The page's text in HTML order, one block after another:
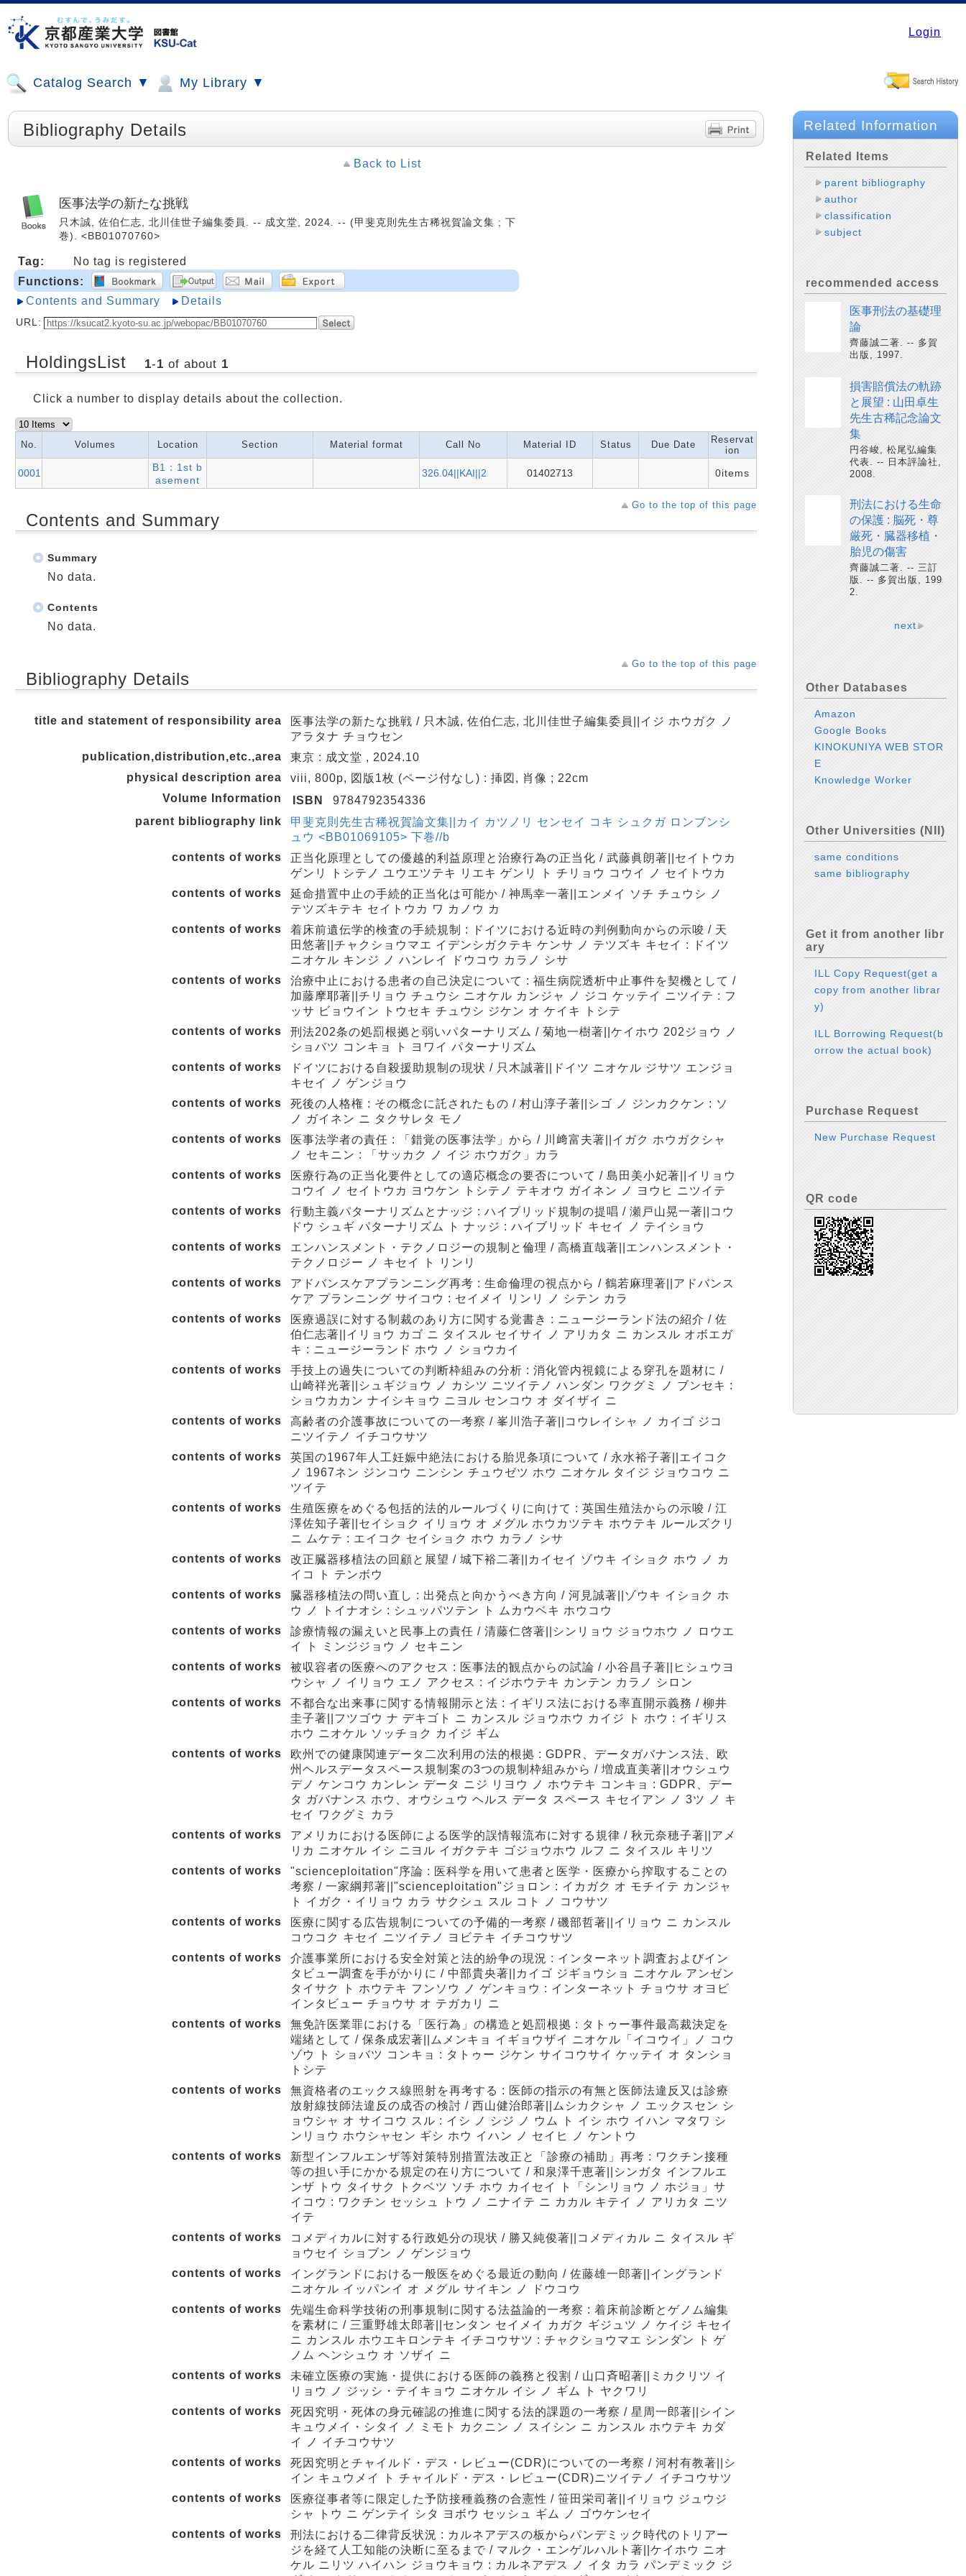
Login
Catalog Search ▼ My Library ▼
Bibliography Details
Back to List
医事法学の新たな挑戦
只木誠, 佐伯仁志, 北川佳世子編集委員. -- 成文堂, 2024. -- (甲斐克則先生古稀祝賀論文集 ; 下
巻). <BB01070760>
Tag:
No tag is registered
Functions:
Contents and Summary
Details
URL:
HoldingsList 1-1 of about 1
Click a number to display details about the collection.
No. Volumes Location Section Material format Call No Material ID Status Due Date
Reservat
ion
0001
B1：1st b
asement
326.04||KAI||2 01402713 0items
Go to the top of this page
Contents and Summary
Summary
No data.
Contents
No data.
Go to the top of this page
Bibliography Details
title and statement of responsibility area
医事法学の新たな挑戦 / 只木誠, 佐伯仁志, 北川佳世子編集委員||イジ ホウガク ノ
アラタナ チョウセン
publication,distribution,etc.,area
東京 : 成文堂 , 2024.10
physical description area
viii, 800p, 図版1枚 (ページ付なし) : 挿図, 肖像 ; 22cm
Volume Information
ISBN
9784792354336
parent bibliography link
甲斐克則先生古稀祝賀論文集||カイ カツノリ センセイ コキ シュクガ ロンブンシ
ュウ <BB01069105> 下巻//b
contents of works
正当化原理としての優越的利益原理と治療行為の正当化 / 武藤眞朗著||セイトウカ
ゲンリ トシテノ ユウエツテキ リエキ ゲンリ ト チリョウ コウイ ノ セイトウカ
contents of works
延命措置中止の手続的正当化は可能か / 神馬幸一著||エンメイ ソチ チュウシ ノ
テツズキテキ セイトウカ ワ カノウ カ
contents of works
着床前遺伝学的検査の手続規制 : ドイツにおける近時の判例動向からの示唆 / 天
田悠著||チャクショウマエ イデンシガクテキ ケンサ ノ テツズキ キセイ : ドイツ
ニオケル キンジ ノ ハンレイ ドウコウ カラノ シサ
contents of works
治療中止における患者の自己決定について : 福生病院透析中止事件を契機として /
加藤摩耶著||チリョウ チュウシ ニオケル カンジャ ノ ジコ ケッテイ ニツイテ : フ
ッサ ビョウイン トウセキ チュウシ ジケン オ ケイキ トシテ
contents of works
刑法202条の処罰根拠と弱いパターナリズム / 菊地一樹著||ケイホウ 202ジョウ ノ
ショバツ コンキョ ト ヨワイ パターナリズム
contents of works
ドイツにおける自殺援助規制の現状 / 只木誠著||ドイツ ニオケル ジサツ エンジョ
キセイ ノ ゲンジョウ
contents of works
死後の人格権 : その概念に託されたもの / 村山淳子著||シゴ ノ ジンカクケン : ソ
ノ ガイネン ニ タクサレタ モノ
contents of works
医事法学者の責任 : 「錯覚の医事法学」から / 川﨑富夫著||イガク ホウガクシャ
ノ セキニン : 「サッカク ノ イジ ホウガク」カラ
contents of works
医療行為の正当化要件としての適応概念の要否について / 島田美小妃著||イリョウ
コウイ ノ セイトウカ ヨウケン トシテノ テキオウ ガイネン ノ ヨウヒ ニツイテ
contents of works
行動主義パターナリズムとナッジ : ハイブリッド規制の提唱 / 瀬戸山晃一著||コウ
ドウ シュギ パターナリズム ト ナッジ : ハイブリッド キセイ ノ テイショウ
contents of works
エンハンスメント・テクノロジーの規制と倫理 / 高橋直哉著||エンハンスメント・
テクノロジー ノ キセイ ト リンリ
contents of works
アドバンスケアプランニング再考 : 生命倫理の視点から / 鶴若麻理著||アドバンス
ケア プランニング サイコウ : セイメイ リンリ ノ シテン カラ
contents of works
医療過誤に対する制裁のあり方に関する覚書き : ニュージーランド法の紹介 / 佐
伯仁志著||イリョウ カゴ ニ タイスル セイサイ ノ アリカタ ニ カンスル オボエガ
キ : ニュージーランド ホウ ノ ショウカイ
contents of works
手技上の過失についての判断枠組みの分析 : 消化管内視鏡による穿孔を題材に /
山崎祥光著||シュギジョウ ノ カシツ ニツイテノ ハンダン ワクグミ ノ ブンセキ :
ショウカカン ナイシキョウ ニヨル センコウ オ ダイザイ ニ
contents of works
高齢者の介護事故についての一考察 / 峯川浩子著||コウレイシャ ノ カイゴ ジコ
ニツイテノ イチコウサツ
contents of works
英国の1967年人工妊娠中絶法における胎児条項について / 永水裕子著||エイコク
ノ 1967ネン ジンコウ ニンシン チュウゼツ ホウ ニオケル タイジ ジョウコウ ニ
ツイテ
contents of works
生殖医療をめぐる包括的法的ルールづくりに向けて : 英国生殖法からの示唆 / 江
澤佐知子著||セイショク イリョウ オ メグル ホウカツテキ ホウテキ ルールズクリ
ニ ムケテ : エイコク セイショク ホウ カラノ シサ
contents of works
改正臓器移植法の回顧と展望 / 城下裕二著||カイセイ ゾウキ イショク ホウ ノ カ
イコ ト テンボウ
contents of works
臓器移植法の問い直し : 出発点と向かうべき方向 / 河見誠著||ゾウキ イショク ホ
ウ ノ トイナオシ : シュッパツテン ト ムカウベキ ホウコウ
contents of works
診療情報の漏えいと民事上の責任 / 清藤仁啓著||シンリョウ ジョウホウ ノ ロウエ
イ ト ミンジジョウ ノ セキニン
contents of works
被収容者の医療へのアクセス : 医事法的観点からの試論 / 小谷昌子著||ヒシュウヨ
ウシャ ノ イリョウ エノ アクセス : イジホウテキ カンテン カラノ シロン
contents of works
不都合な出来事に関する情報開示と法 : イギリス法における率直開示義務 / 柳井
圭子著||フツゴウ ナ デキゴト ニ カンスル ジョウホウ カイジ ト ホウ : イギリス
ホウ ニオケル ソッチョク カイジ ギム
contents of works
欧州での健康関連データ二次利用の法的根拠 : GDPR、データガバナンス法、欧
州ヘルスデータスペース規制案の3つの規制枠組みから / 増成直美著||オウシュウ
デノ ケンコウ カンレン データ ニジ リヨウ ノ ホウテキ コンキョ : GDPR、デー
タ ガバナンス ホウ、オウシュウ ヘルス データ スペース キセイアン ノ 3ツ ノ キ
セイ ワクグミ カラ
contents of works
アメリカにおける医師による医学的誤情報流布に対する規律 / 秋元奈穂子著||アメ
リカ ニオケル イシ ニヨル イガクテキ ゴジョウホウ ルフ ニ タイスル キリツ
contents of works
"scienceploitation"序論 : 医科学を用いて患者と医学・医療から搾取することの
考察 / 一家綱邦著||"scienceploitation"ジョロン : イカガク オ モチイテ カンジャ
ト イガク・イリョウ カラ サクシュ スル コト ノ コウサツ
contents of works
医療に関する広告規制についての予備的一考察 / 磯部哲著||イリョウ ニ カンスル
コウコク キセイ ニツイテノ ヨビテキ イチコウサツ
contents of works
介護事業所における安全対策と法的紛争の現況 : インターネット調査およびイン
タビュー調査を手がかりに / 中部貴央著||カイゴ ジギョウショ ニオケル アンゼン
タイサク ト ホウテキ フンソウ ノ ゲンキョウ : インターネット チョウサ オヨビ
インタビュー チョウサ オ テガカリ ニ
contents of works
無免許医業罪における「医行為」の構造と処罰根拠 : タトゥー事件最高裁決定を
端緒として / 保条成宏著||ムメンキョ イギョウザイ ニオケル「イコウイ」ノ コウ
ゾウ ト ショバツ コンキョ : タトゥー ジケン サイコウサイ ケッテイ オ タンショ
トシテ
contents of works
無資格者のエックス線照射を再考する : 医師の指示の有無と医師法違反又は診療
放射線技師法違反の成否の検討 / 西山健治郎著||ムシカクシャ ノ エックスセン シ
ョウシャ オ サイコウ スル : イシ ノ シジ ノ ウム ト イシ ホウ イハン マタワ シ
ンリョウ ホウシャセン ギシ ホウ イハン ノ セイヒ ノ ケントウ
contents of works
新型インフルエンザ等対策特別措置法改正と「診療の補助」再考 : ワクチン接種
等の担い手にかかる規定の在り方について / 和泉澤千恵著||シンガタ インフルエ
ンザ トウ タイサク トクベツ ソチ ホウ カイセイ ト「シンリョウ ノ ホジョ」サ
イコウ : ワクチン セッシュ トウ ノ ニナイテ ニ カカル キテイ ノ アリカタ ニツ
イテ
contents of works
コメディカルに対する行政処分の現状 / 勝又純俊著||コメディカル ニ タイスル ギ
ョウセイ ショブン ノ ゲンジョウ
contents of works
イングランドにおける一般医をめぐる最近の動向 / 佐藤雄一郎著||イングランド
ニオケル イッパンイ オ メグル サイキン ノ ドウコウ
contents of works
先端生命科学技術の刑事規制に関する法益論的一考察 : 着床前診断とゲノム編集
を素材に / 三重野雄太郎著||センタン セイメイ カガク ギジュツ ノ ケイジ キセイ
ニ カンスル ホウエキロンテキ イチコウサツ : チャクショウマエ シンダン ト ゲ
ノム ヘンシュウ オ ソザイ ニ
contents of works
未確立医療の実施・提供における医師の義務と役割 / 山口斉昭著||ミカクリツ イ
リョウ ノ ジッシ・テイキョウ ニオケル イシ ノ ギム ト ヤクワリ
contents of works
死因究明・死体の身元確認の推進に関する法的課題の一考察 / 星周一郎著||シイン
キュウメイ・シタイ ノ ミモト カクニン ノ スイシン ニ カンスル ホウテキ カダ
イ ノ イチコウサツ
contents of works
死因究明とチャイルド・デス・レビュー(CDR)についての一考察 / 河村有教著||シ
イン キュウメイ ト チャイルド・デス・レビュー(CDR)ニツイテノ イチコウサツ
contents of works
医療従事者等に限定した予防接種義務の合憲性 / 笹田栄司著||イリョウ ジュウジ
シャ トウ ニ ゲンテイ シタ ヨボウ セッシュ ギム ノ ゴウケンセイ
contents of works
刑法における二律背反状況 : カルネアデスの板からパンデミック時代のトリアー
ジを経て人工知能の決断に至るまで / マルク・エンゲルハルト著||ケイホウ ニオ
ケル ニリツ ハイハン ジョウキョウ : カルネアデス ノ イタ カラ パンデミック ジ
Related Information
Related Items
parent bibliography
author
classification
subject
recommended access
医事刑法の基礎理
論
齊藤誠二著. -- 多賀
出版, 1997.
損害賠償法の軌跡
と展望 : 山田卓生
先生古稀記念論文
集
円谷峻, 松尾弘編集
代表. -- 日本評論社,
2008.
刑法における生命
の保護 : 脳死・尊
厳死・臓器移植・
胎児の傷害
齊藤誠二著. -- 三訂
版. -- 多賀出版, 199
2.
next
Other Databases
Amazon
Google Books
KINOKUNIYA WEB STOR
E
Knowledge Worker
Other Universities (NII)
same conditions
same bibliography
Get it from another libr
ary
ILL Copy Request(get a
copy from another librar
y)
ILL Borrowing Request(b
orrow the actual book)
Purchase Request
New Purchase Request
QR code